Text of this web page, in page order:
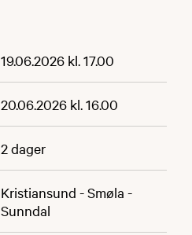
19.06.2026 kl. 17.00
20.06.2026 kl. 16.00
2 dager
Kristiansund - Smøla -
Sunndal